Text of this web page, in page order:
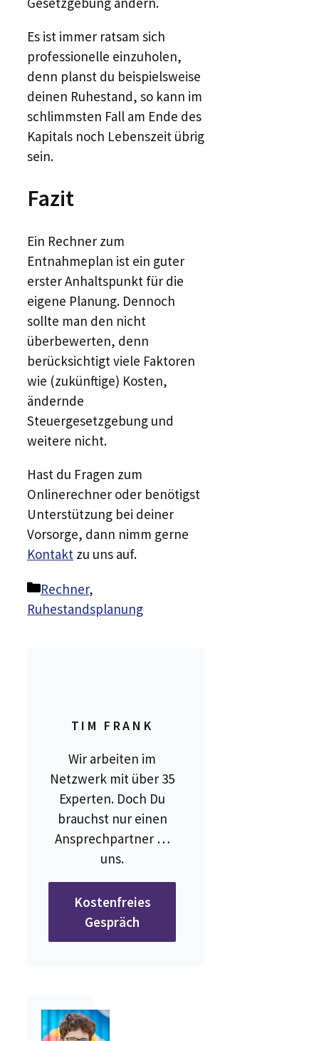
Es ist immer ratsam sich
professionelle einzuholen,
denn planst du beispielsweise
deinen Ruhestand, so kann im
schlimmsten Fall am Ende des
Kapitals noch Lebenszeit übrig
sein.
Fazit
Ein Rechner zum
Entnahmeplan ist ein guter
erster Anhaltspunkt für die
eigene Planung. Dennoch
sollte man den nicht
überbewerten, denn
berücksichtigt viele Faktoren
wie (zukünftige) Kosten,
ändernde
Steuergesetzgebung und
weitere nicht.
Hast du Fragen zum
Onlinerechner oder benötigst
Unterstützung bei deiner
Vorsorge, dann nimm gerne
Kontakt zu uns auf.
Kategorien
Rechner,
Ruhestandsplanung
TIM FRANK
Wir arbeiten im
Netzwerk mit über 35
Experten. Doch Du
brauchst nur einen
Ansprechpartner …
uns.
Kostenfreies
Gespräch